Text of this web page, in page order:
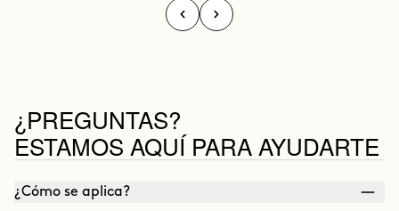
¿PREGUNTAS?
ESTAMOS AQUÍ PARA AYUDARTE
¿Cómo se aplica?